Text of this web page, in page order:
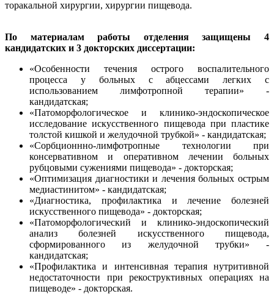
торакальной хирургии, хирургии пищевода.
По материалам работы отделения защищены 4
кандидатских и 3 докторских диссертации:
«Особенности течения острого воспалительного
процесса у больных с абцессами легких с
использованием лимфотропной терапии» -
кандидатская;
«Патоморфологическое и клинико-эндоскопическое
исследование искусственного пищевода при пластике
толстой кишкой и желудочной трубкой» - кандидатская;
«Сорбционнно-лимфотропные технологии при
консервативном и оперативном лечении больных
рубцовыми сужениями пищевода» - докторская;
«Оптимизация диагностики и лечения больных острым
медиастинитом» - кандидатская;
«Диагностика, профилактика и лечение болезней
искусственного пищевода» - докторская;
«Патоморфологический и клинико-эндоскопический
анализ болезней искусственного пищевода,
сформированного из желудочной трубки» -
кандидатская;
«Профилактика и интенсивная терапия нутритивной
недостаточности при рекоструктивных операциях на
пищеводе» - докторская.